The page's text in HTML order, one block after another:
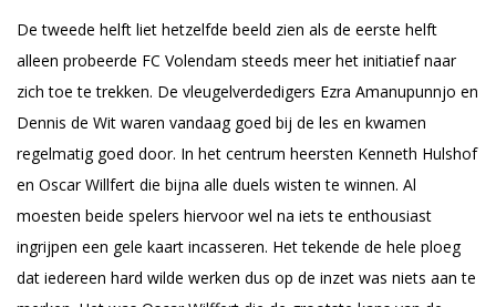
De tweede helft liet hetzelfde beeld zien als de eerste helft
alleen probeerde FC Volendam steeds meer het initiatief naar
zich toe te trekken. De vleugelverdedigers Ezra Amanupunnjo en
Dennis de Wit waren vandaag goed bij de les en kwamen
regelmatig goed door. In het centrum heersten Kenneth Hulshof
en Oscar Willfert die bijna alle duels wisten te winnen. Al
moesten beide spelers hiervoor wel na iets te enthousiast
ingrijpen een gele kaart incasseren. Het tekende de hele ploeg
dat iedereen hard wilde werken dus op de inzet was niets aan te